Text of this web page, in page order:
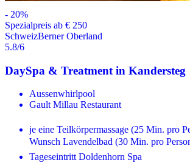
- 20%
Spezialpreis ab € 250
SchweizBerner Oberland
5.8/6
DaySpa & Treatment in Kandersteg
Aussenwhirlpool
Gault Millau Restaurant
je eine Teilkörpermassage (25 Min. pro
Wunsch Lavendelbad (30 Min. pro
Tageseintritt Doldenhorn Spa